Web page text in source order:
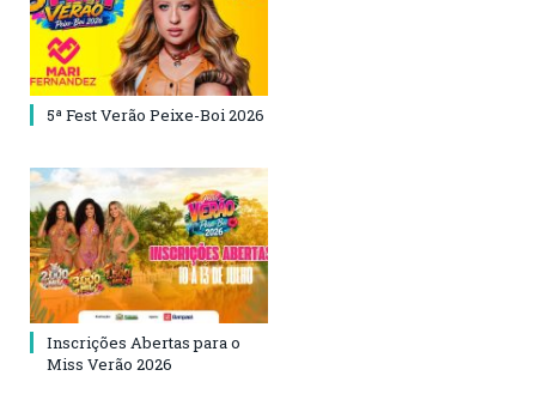
5ª Fest Verão Peixe-Boi 2026
Inscrições Abertas para o
Miss Verão 2026